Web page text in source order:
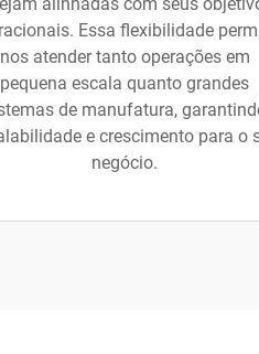
Essa flexibilidade
nos atender tanto operações em
pequena escala quanto grandes
de manufatura,
e crescimento para o
negócio.